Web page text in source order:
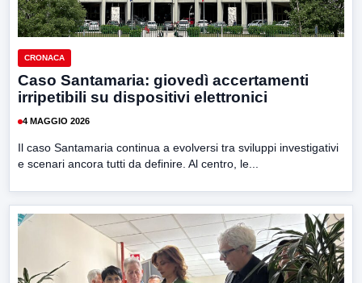
CRONACA
Caso Santamaria: giovedì accertamenti
irripetibili su dispositivi elettronici
4 MAGGIO 2026
Il caso Santamaria continua a evolversi tra sviluppi investigativi
e scenari ancora tutti da definire. Al centro, le...